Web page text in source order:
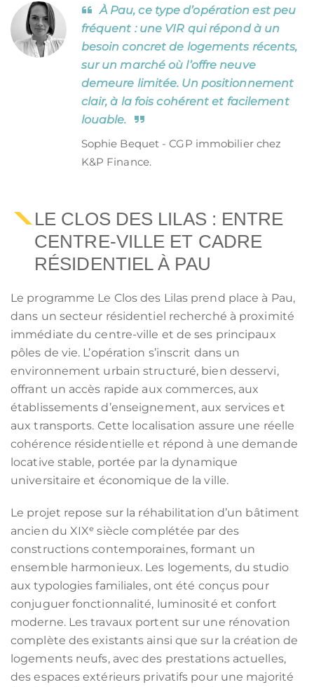
À Pau, ce type d’opération est peu
fréquent : une VIR qui répond à un
besoin concret de logements récents,
sur un marché où l’offre neuve
demeure limitée. Un positionnement
clair, à la fois cohérent et facilement
louable.
Sophie Bequet - CGP immobilier chez
K&P Finance.
LE CLOS DES LILAS : ENTRE
CENTRE-VILLE ET CADRE
RÉSIDENTIEL À PAU
Le programme Le Clos des Lilas prend place à Pau,
dans un secteur résidentiel recherché à proximité
immédiate du centre-ville et de ses principaux
pôles de vie. L’opération s’inscrit dans un
environnement urbain structuré, bien desservi,
offrant un accès rapide aux commerces, aux
établissements d’enseignement, aux services et
aux transports. Cette localisation assure une réelle
cohérence résidentielle et répond à une demande
locative stable, portée par la dynamique
universitaire et économique de la ville.
Le projet repose sur la réhabilitation d’un bâtiment
ancien du XIXᵉ siècle complétée par des
constructions contemporaines, formant un
ensemble harmonieux. Les logements, du studio
aux typologies familiales, ont été conçus pour
conjuguer fonctionnalité, luminosité et confort
moderne. Les travaux portent sur une rénovation
complète des existants ainsi que sur la création de
logements neufs, avec des prestations actuelles,
des espaces extérieurs privatifs pour une majorité